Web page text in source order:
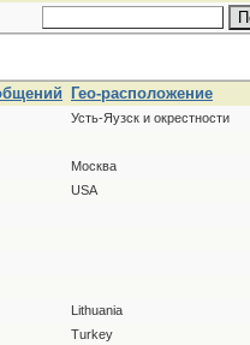
Гео-расположение
Усть-Яузск и окрестности
Москва
USA
Lithuania
Turkey